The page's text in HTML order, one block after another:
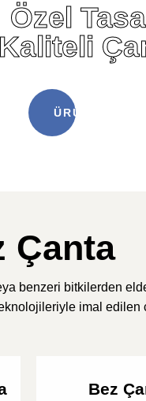
Özel
Kaliteli
ÜRÜNLERIMIZ
Çanta
benzeri bitkilerden
imal edilen
Bez